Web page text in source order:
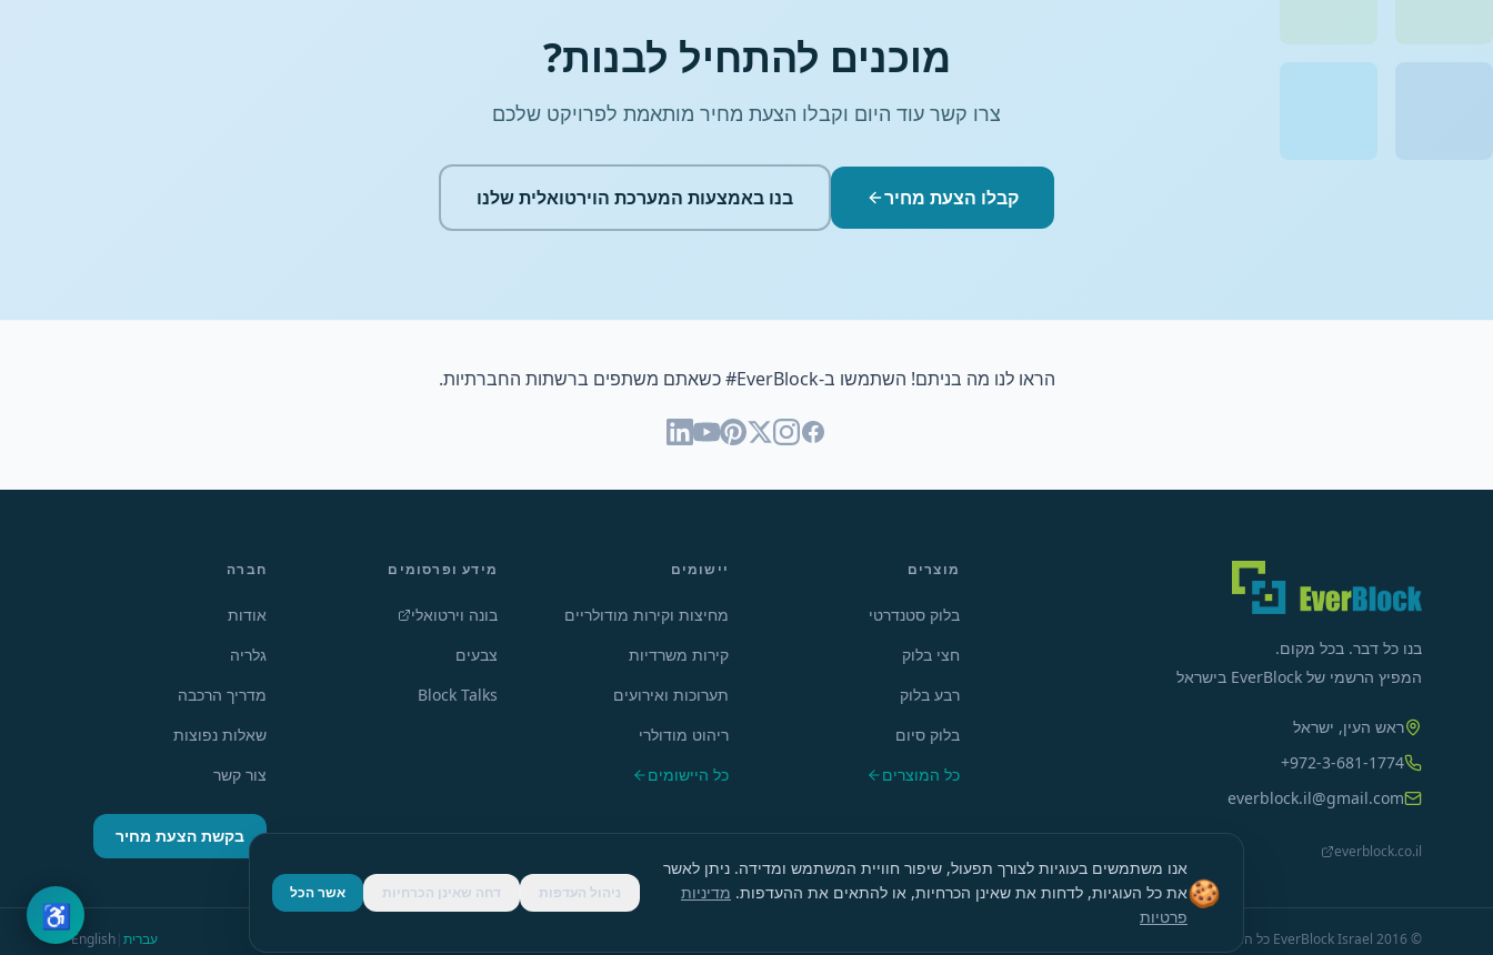
מוכנים להתחיל לבנות?
צרו קשר עוד היום וקבלו הצעת מחיר מותאמת לפרויקט שלכם
קבלו הצעת מחיר בנו באמצעות המערכת הוירטואלית שלנו
הראו לנו מה בניתם! השתמשו ב-#EverBlockכשאתם משתפים ברשתות החברתיות.
בנו כל דבר. בכל מקום.
המפיץ הרשמי של EverBlock בישראל
ראש העין, ישראל
+972-3-681-1774
everblock.il@gmail.com
everblock.co.il
מוצרים
בלוק סטנדרטי
חצי בלוק
רבע בלוק
בלוק סיום
כל המוצרים
יישומים
מחיצות וקירות מודולריים
קירות משרדיות
תערוכות ואירועים
ריהוט מודולרי
כל היישומים
מידע ופרסומים
בונה וירטואלי
צבעים
Block Talks
חברה
אודות
גלריה
מדריך הרכבה
שאלות נפוצות
צור קשר
בקשת הצעת מחיר
© 2016 EverBlock Israel כל הזכויות שמורות עברית|
English
🍪
אנו משתמשים בעוגיות לצורך תפעול, שיפור חוויית המשתמש ומדידה. ניתן לאשר
את כל העוגיות, לדחות את שאינן הכרחיות, או להתאים את ההעדפות. מדיניות
פרטיות
ניהול העדפות דחה שאינן הכרחיות אשר הכל
♿